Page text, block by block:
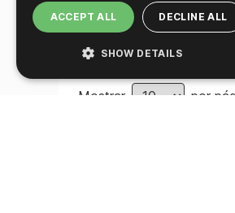
Automated
Mostrar por
ACCEPT ALL DECLINE ALL
SHOW DETAILS